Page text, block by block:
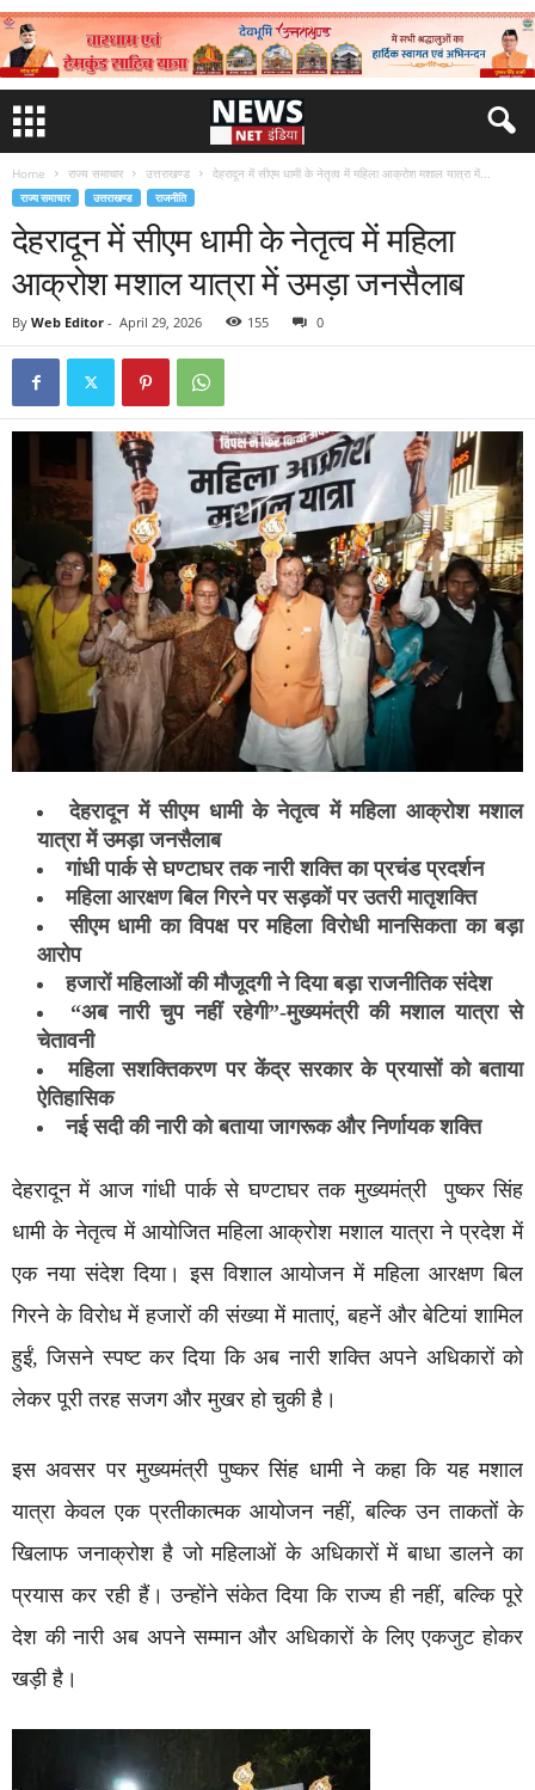
Home राज्य समाचार उत्तराखण्ड देहरादून में सीएम धामी के नेतृत्व में महिला आक्रोश मशाल यात्रा में...
राज्य समाचार उत्तराखण्ड राजनीति
देहरादून में सीएम धामी के नेतृत्व में महिला
आक्रोश मशाल यात्रा में उमड़ा जनसैलाब
By Web Editor - April 29, 2026 155 0
देहरादून में सीएम धामी के नेतृत्व में महिला आक्रोश मशाल
यात्रा में उमड़ा जनसैलाब
गांधी पार्क से घण्टाघर तक नारी शक्ति का प्रचंड प्रदर्शन
महिला आरक्षण बिल गिरने पर सड़कों पर उतरी मातृशक्ति
सीएम धामी का विपक्ष पर महिला विरोधी मानसिकता का बड़ा
आरोप
हजारों महिलाओं की मौजूदगी ने दिया बड़ा राजनीतिक संदेश
“अब नारी चुप नहीं रहेगी”-मुख्यमंत्री की मशाल यात्रा से
चेतावनी
महिला सशक्तिकरण पर केंद्र सरकार के प्रयासों को बताया
ऐतिहासिक
नई सदी की नारी को बताया जागरूक और निर्णायक शक्ति
देहरादून में आज गांधी पार्क से घण्टाघर तक मुख्यमंत्री पुष्कर सिंह
धामी के नेतृत्व में आयोजित महिला आक्रोश मशाल यात्रा ने प्रदेश में
एक नया संदेश दिया। इस विशाल आयोजन में महिला आरक्षण बिल
गिरने के विरोध में हजारों की संख्या में माताएं, बहनें और बेटियां शामिल
हुईं, जिसने स्पष्ट कर दिया कि अब नारी शक्ति अपने अधिकारों को
लेकर पूरी तरह सजग और मुखर हो चुकी है।
इस अवसर पर मुख्यमंत्री पुष्कर सिंह धामी ने कहा कि यह मशाल
यात्रा केवल एक प्रतीकात्मक आयोजन नहीं, बल्कि उन ताकतों के
खिलाफ जनाक्रोश है जो महिलाओं के अधिकारों में बाधा डालने का
प्रयास कर रही हैं। उन्होंने संकेत दिया कि राज्य ही नहीं, बल्कि पूरे
देश की नारी अब अपने सम्मान और अधिकारों के लिए एकजुट होकर
खड़ी है।